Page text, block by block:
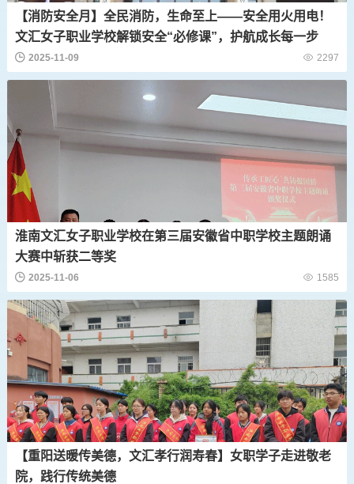
【消防安全月】全民消防，生命至上——安全用火用电！
文汇女子职业学校解锁安全“必修课”，护航成长每一步
2025-11-09 2297
淮南文汇女子职业学校在第三届安徽省中职学校主题朗诵
大赛中斩获二等奖
2025-11-06 1585
【重阳送暖传美德，文汇孝行润寿春】女职学子走进敬老
院，践行传统美德